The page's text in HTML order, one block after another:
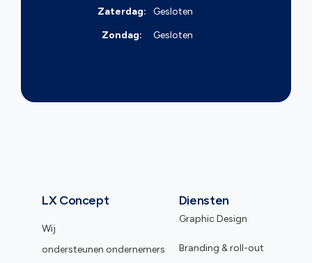
Zaterdag:
Gesloten
Zondag:
Gesloten
LX Concept
Wij
ondersteunen ondernemers
Diensten
Graphic Design
Branding & roll-out